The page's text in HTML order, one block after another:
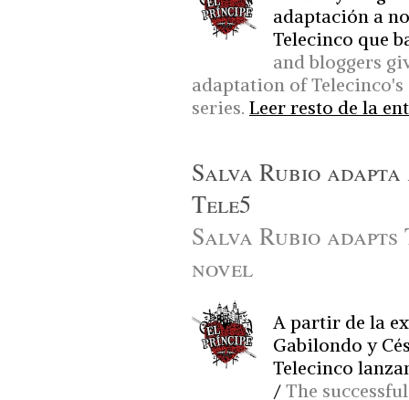
adaptación a
Telecinco que
and bloggers
adaptation of
series. Leer resto de la
Salva Rubio
Tele5
Salva Rubio adapts
novel
A partir de la
Gabilondo y
Telecinco
/ The